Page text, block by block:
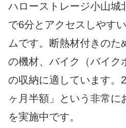
ハローストレージ小山城
で6分とアクセスしやす
ムです。断熱材付きのた
の機材、バイク（バイク
の収納に適しています。
ヶ月半額」という非常に
を実施中です。